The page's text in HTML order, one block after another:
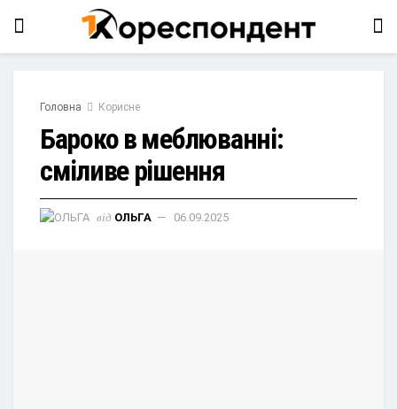
Головна Корисне
Бароко в меблюванні:
сміливе рішення
від ОЛЬГА 06.09.2025